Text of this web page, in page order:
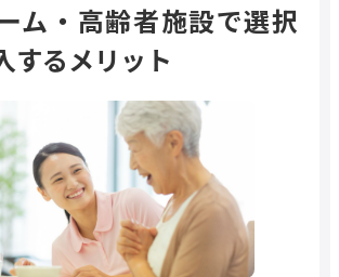
ム・高齢者施設で選択
するメリット